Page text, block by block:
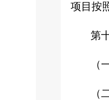
项目按
第十
（一
（二